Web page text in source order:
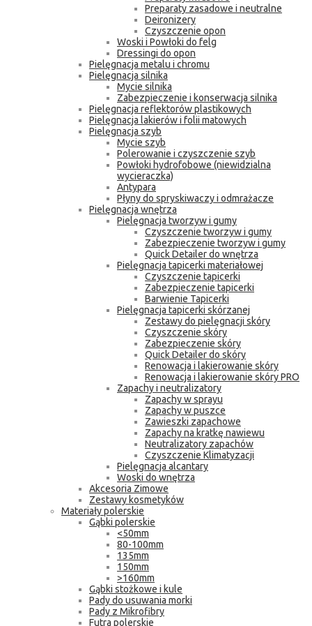
Preparaty zasadowe i neutralne
Deironizery
Czyszczenie opon
Woski i Powłoki do felg
Dressingi do opon
Pielęgnacja metalu i chromu
Pielęgnacja silnika
Mycie silnika
Zabezpieczenie i konserwacja silnika
Pielęgnacja reflektorów plastikowych
Pielęgnacja lakierów i folii matowych
Pielęgnacja szyb
Mycie szyb
Polerowanie i czyszczenie szyb
Powłoki hydrofobowe (niewidzialna
wycieraczka)
Antypara
Płyny do spryskiwaczy i odmrażacze
Pielęgnacja wnętrza
Pielęgnacja tworzyw i gumy
Czyszczenie tworzyw i gumy
Zabezpieczenie tworzyw i gumy
Quick Detailer do wnętrza
Pielęgnacja tapicerki materiałowej
Czyszczenie tapicerki
Zabezpieczenie tapicerki
Barwienie Tapicerki
Pielęgnacja tapicerki skórzanej
Zestawy do pielęgnacji skóry
Czyszczenie skóry
Zabezpieczenie skóry
Quick Detailer do skóry
Renowacja i lakierowanie skóry
Renowacja i lakierowanie skóry PRO
Zapachy i neutralizatory
Zapachy w sprayu
Zapachy w puszce
Zawieszki zapachowe
Zapachy na kratkę nawiewu
Neutralizatory zapachów
Czyszczenie Klimatyzacji
Pielęgnacja alcantary
Woski do wnętrza
Akcesoria Zimowe
Zestawy kosmetyków
Materiały polerskie
Gąbki polerskie
<50mm
80-100mm
135mm
150mm
>160mm
Gąbki stożkowe i kule
Pady do usuwania morki
Pady z Mikrofibry
Futra polerskie